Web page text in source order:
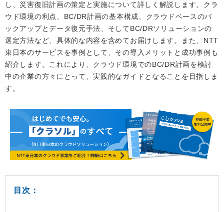
し、災害復旧計画の策定と実施について詳しく解説します。クラ
ウド環境の利点、BC/DR計画の基本構成、クラウドベースのバ
ックアップとデータ復元手法、そしてBC/DRソリューションの
選定方法など、具体的な内容を含めてお届けします。また、NTT
東日本のサービスを事例として、その導入メリットと成功事例も
紹介します。これにより、クラウド環境でのBC/DR計画を検討
中の企業の方々にとって、実践的なガイドとなることを目指しま
す。
目次：